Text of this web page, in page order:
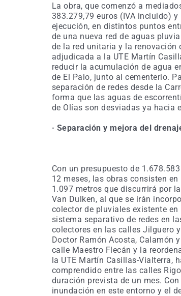
La obra, que comenzó a
383.279,79 euros (IVA incluido)
ejecución, en distintos puntos
de una nueva red de aguas
de la red unitaria y la renovación
adjudicada a la UTE Martín
reducir la acumulación de agua
de El Palo, junto al cementerio.
separación de redes desde la
forma que las aguas de
de Olías son desviadas ya hacia
· Separación y mejora del
Con un presupuesto de
12 meses, las obras consisten
1.097 metros que discurrirá por
Van Dulken, al que se irán
colector de pluviales existente
sistema separativo de redes en
colectores en las calles Jilguero
Doctor Ramón Acosta, Calamón
calle Maestro Flecán y la
la UTE Martín Casillas-Vialterra,
comprendido entre las calles
duración prevista de un mes.
inundación en este entorno y el